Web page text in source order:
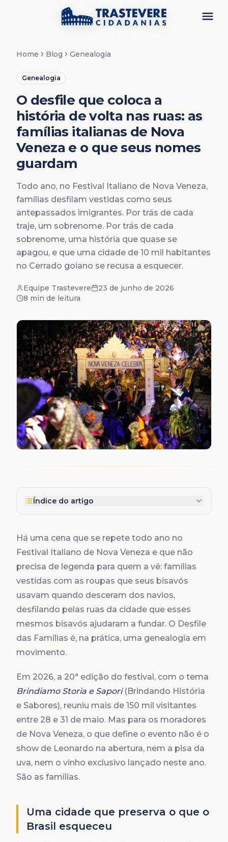
Menu
Home Blog Genealogia
Genealogia
O desfile que coloca a
história de volta nas ruas: as
famílias italianas de Nova
Veneza e o que seus nomes
guardam
Todo ano, no Festival Italiano de Nova Veneza,
famílias desfilam vestidas como seus
antepassados imigrantes. Por trás de cada
traje, um sobrenome. Por trás de cada
sobrenome, uma história que quase se
apagou, e que uma cidade de 10 mil habitantes
no Cerrado goiano se recusa a esquecer.
Equipe Trastevere
23 de junho de 2026
8 min de leitura
Índice do artigo
Há uma cena que se repete todo ano no
Festival Italiano de Nova Veneza e que não
precisa de legenda para quem a vê: famílias
vestidas com as roupas que seus bisavós
usavam quando desceram dos navios,
desfilando pelas ruas da cidade que esses
mesmos bisavós ajudaram a fundar. O Desfile
das Famílias é, na prática, uma genealogia em
movimento.
Em 2026, a 20ª edição do festival, com o tema
Brindiamo Storia e Sapori(Brindando História
e Sabores), reuniu mais de 150 mil visitantes
entre 28 e 31 de maio. Mas para os moradores
de Nova Veneza, o que define o evento não é o
show de Leonardo na abertura, nem a pisa da
uva, nem o vinho exclusivo lançado neste ano.
São as famílias.
Uma cidade que preserva o que o
Brasil esqueceu